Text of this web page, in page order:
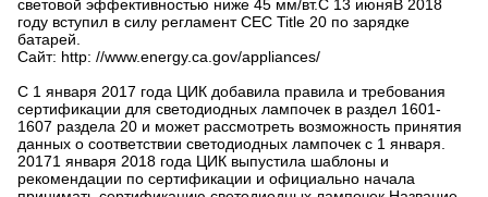
световой эффективностью ниже 45 мм/вт.С 13 июняВ 2018
году вступил в силу регламент CEC Title 20 по зарядке
батарей.
Сайт: http: //www.energy.ca.gov/appliances/
С 1 января 2017 года ЦИК добавила правила и требования
сертификации для светодиодных лампочек в раздел 1601-
1607 раздела 20 и может рассмотреть возможность принятия
данных о соответствии светодиодных лампочек с 1 января.
20171 января 2018 года ЦИК выпустила шаблоны и
рекомендации по сертификации и официально начала